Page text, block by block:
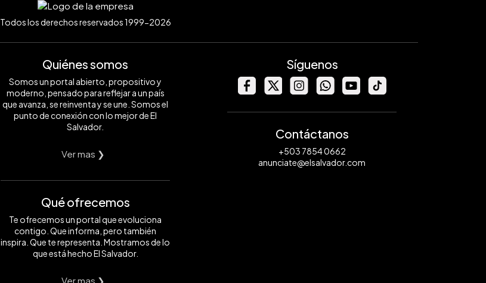
Todos los derechos reservados 1999-2026
Quiénes somos
Somos un portal abierto, propositivo y
moderno, pensado para reflejar a un país
que avanza, se reinventa y se une. Somos el
punto de conexión con lo mejor de El
Salvador.
Ver mas ❯
Qué ofrecemos
Te ofrecemos un portal que evoluciona
contigo. Que informa, pero también
inspira. Que te representa. Mostramos de lo
que está hecho El Salvador.
Ver mas ❯
Síguenos
Contáctanos
+503 7854 0662
anunciate@elsalvador.com